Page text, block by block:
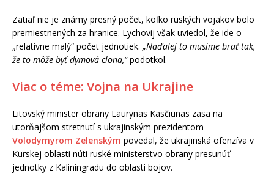
Zatiaľ nie je známy presný počet, koľko ruských vojakov bolo
premiestnených za hranice. Lychovij však uviedol, že ide o
„relatívne malý“ počet jednotiek. „Naďalej to musíme brať tak,
že to môže byť dymová clona,“podotkol.
Viac o téme: Vojna na Ukrajine
Litovský minister obrany Laurynas Kasčiūnas zasa na
utorňajšom stretnutí s ukrajinským prezidentom
Volodymyrom Zelenským povedal, že ukrajinská ofenzíva v
Kurskej oblasti núti ruské ministerstvo obrany presunúť
jednotky z Kaliningradu do oblasti bojov.